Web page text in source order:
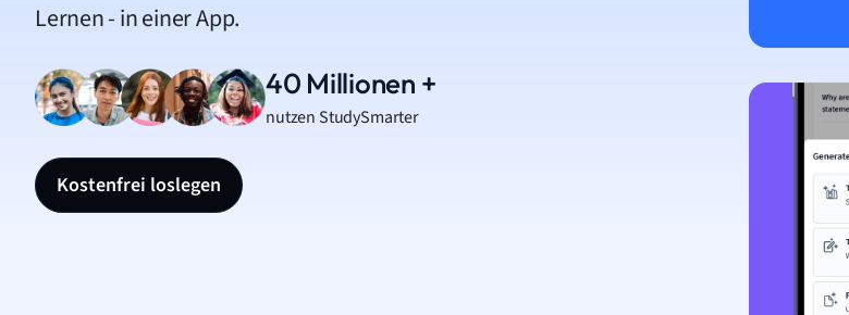
Lernen - in einer App.
40 Millionen +
nutzen StudySmarter
Kostenfrei loslegen